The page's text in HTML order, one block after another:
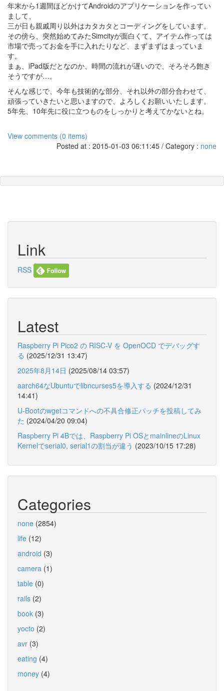
年末から1週間ほどかけてAndroidのアプリケーションを作ってい
まして、
三が日も親戚周り以外はカタカタとコーディングをしています。
その傍ら、突然始めてみたSimcityが面白くて、アイテム作っては
市場で売ってお金を手に入れたりなど、まずまずはまっていま
す。
まぁ、iPad版だとなのか、時間の流れが遅いので、そろそろ飽き
そうですが…。
そんな感じで、今年も技術的な部分、それ以外の部分合わせて、
頑張っていきたいと思いますので、よろしくお願いいたします。
5年先、10年先に役に立つものをしっかりと考えてかないとね。
View comments (0 items)
Posted at : 2015-01-03 06:11:45 / Category : none
Link
RSS
Latest
Raspberry Pi Pico2 の RISC-V を OpenOCD でデバッグす
る (2025/12/31 13:47)
2025年8月14日 (2025/08/14 03:57)
aarch64なUbuntuでlibncurses5を導入する (2024/12/31
14:41)
U-Bootのwgetコマンドへの不具合修正パッチを投稿してみ
た (2024/04/20 09:04)
Raspberry Pi 4Bでは、Raspberry Pi OSとmainlineのLinux
Kernelでserial0, serial1の割当が違う (2023/10/15 17:28)
Categories
none (2854)
life (12)
android (3)
camera (1)
table (0)
rails (2)
book (3)
yocto (2)
avr (3)
eating (4)
money (4)